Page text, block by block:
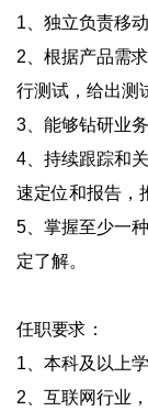
1、独立负责移
2、根据产品需
行测试，给出测
3、能够钻研业
4、持续跟踪和
速定位和报告，
5、掌握至少一
定了解。
任职要求：
1、本科及以上
2、互联网行业